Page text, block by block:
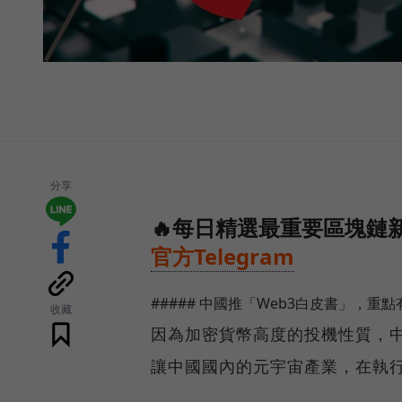
分享
收藏
🔥每日精選最重要區塊鏈
官方Telegram
##### 中國推「Web3白皮書」，重點
因為加密貨幣高度的投機性質，
讓中國國內的元宇宙產業，在執